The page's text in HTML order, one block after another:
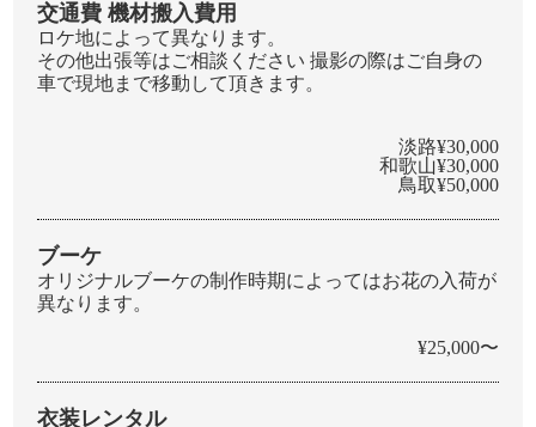
交通費 機材搬入費用
ロケ地によって異なります。
その他出張等はご相談ください 撮影の際はご自身の
車で現地まで移動して頂きます。
淡路¥30,000
和歌山¥30,000
鳥取¥50,000
ブーケ
オリジナルブーケの制作時期によってはお花の入荷が
異なります。
¥25,000〜
衣装レンタル